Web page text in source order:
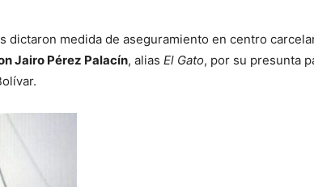
dictaron medida de aseguramiento en centro
Jairo Pérez Palacín, alias El Gato, por su presunta